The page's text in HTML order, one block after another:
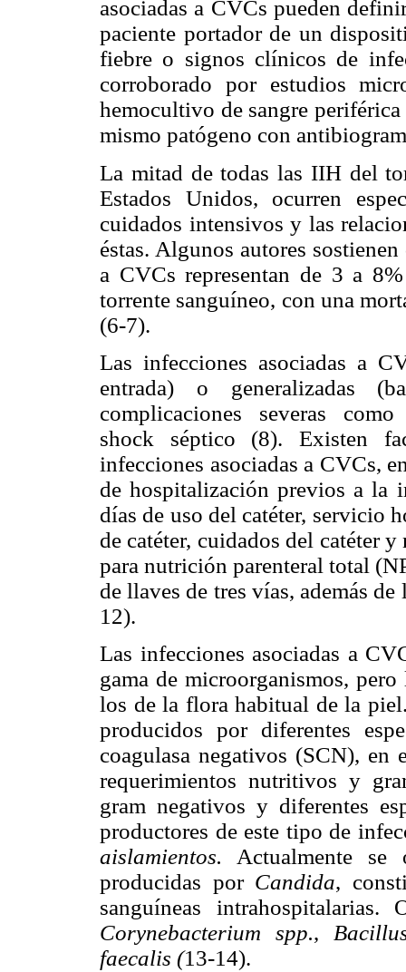
asociadas a CVCs pueden
paciente portador de un
fiebre o signos clínicos de
corroborado por estudios
hemocultivo de sangre
mismo patógeno con
La mitad de todas las IIH del
Estados Unidos, ocurren
cuidados intensivos y las
éstas. Algunos autores
a CVCs representan de 3 a
torrente sanguíneo, con una
(6-7).
Las infecciones asociadas a
entrada) o generalizadas
complicaciones severas
shock séptico (8). Existen
infecciones asociadas a CVCs,
de hospitalización previos a la
días de uso del catéter, servicio
de catéter, cuidados del catéter
para nutrición parenteral total
de llaves de tres vías, además
12).
Las infecciones asociadas a
gama de microorganismos,
los de la flora habitual de la
producidos por diferentes
coagulasa negativos (SCN), en
requerimientos nutritivos y
gram negativos y diferentes
productores de este tipo de
aislamientos. Actualmente se
producidas por Candida,
sanguíneas intrahospitalarias.
Corynebacterium spp.,
faecalis (13-14).